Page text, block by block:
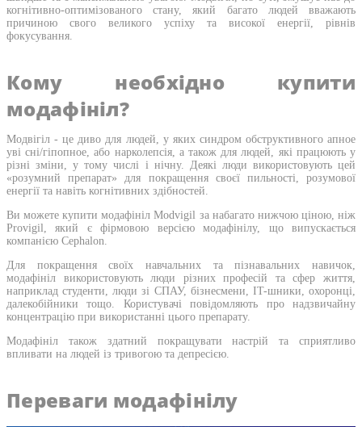
когнітивно-оптимізованого стану, який багато людей вважають
причиною свого великого успіху та високої енергії, рівнів
фокусування.
Кому необхідно купити
модафініл?
Модвігіл - це диво для людей, у яких синдром обструктивного апное
уві сні/гіпопное, або нарколепсія, а також для людей, які працюють у
різні зміни, у тому числі і нічну. Деякі люди використовують цей
«розумний препарат» для покращення своєї пильності, розумової
енергії та навіть когнітивних здібностей.
Ви можете купити модафініл Modvigil за набагато нижчою ціною, ніж
Provigil, який є фірмовою версією модафінілу, що випускається
компанією Cephalon.
Для покращення своїх навчальних та пізнавальних навичок,
модафініл використовують люди різних професій та сфер життя,
наприклад студенти, люди зі СПАУ, бізнесмени, IT-шники, охоронці,
далекобійники тощо. Користувачі повідомляють про надзвичайну
концентрацію при використанні цього препарату.
Модафініл також здатний покращувати настрій та сприятливо
впливати на людей із тривогою та депресією.
Переваги модафінілу